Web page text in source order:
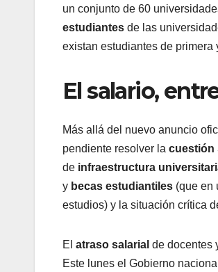
un conjunto de 60
estudiantes de las
existan estudiantes de primera
El salario,
Más allá del nuevo anuncio
pendiente resolver la cuestión
de infraestructura
y becas estudiantiles (que en
estudios) y la situación crítica
El atraso salarial de docentes
Este lunes el Gobierno